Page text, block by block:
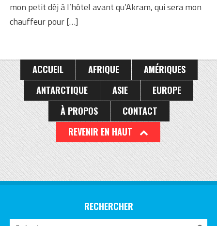
mon petit dèj à l’hôtel avant qu’Akram, qui sera mon
chauffeur pour […]
ACCUEIL AFRIQUE
AMÉRIQUES
ANTARCTIQUE
ASIE
EUROPE
À PROPOS
CONTACT
REVENIR EN HAUT
RECHERCHER